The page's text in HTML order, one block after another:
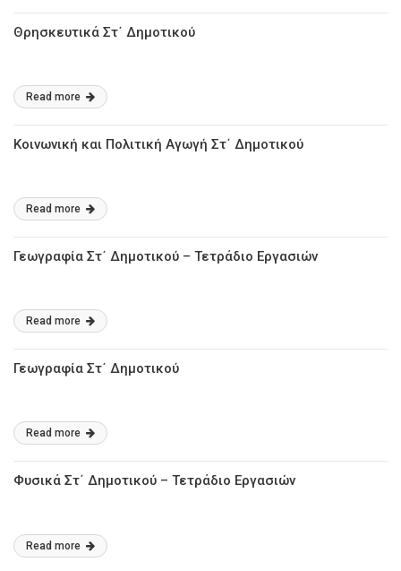
Θρησκευτικά Στ΄ Δημοτικού
Read more
Κοινωνική και Πολιτική Αγωγή Στ΄ Δημοτικού
Read more
Γεωγραφία Στ΄ Δημοτικού – Τετράδιο Εργασιών
Read more
Γεωγραφία Στ΄ Δημοτικού
Read more
Φυσικά Στ΄ Δημοτικού – Τετράδιο Εργασιών
Read more